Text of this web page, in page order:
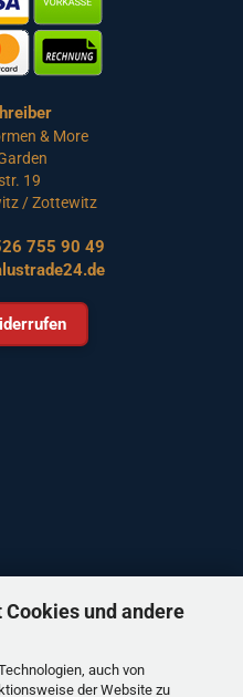
und andere
auch von
der Website zu
& More
19
/ Zottewitz
755 90 49